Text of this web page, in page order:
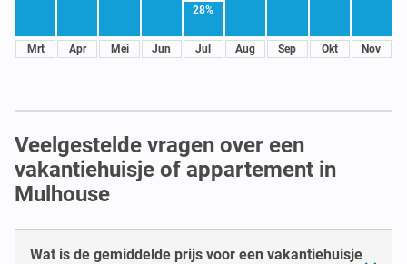
Mrt Apr Mei Jun
28%
Jul Aug Sep Okt Nov
Veelgestelde vragen over een
vakantiehuisje of appartement in
Mulhouse
Wat is de gemiddelde prijs voor een vakantiehuisje